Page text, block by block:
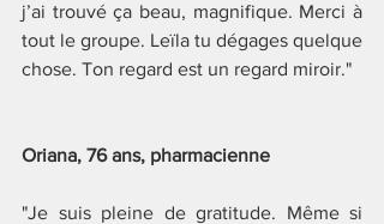
j’ai trouvé ça beau, magnifique. Merci à
tout le groupe. Leïla tu dégages quelque
chose. Ton regard est un regard miroir."
Oriana, 76 ans, pharmacienne
"Je suis pleine de gratitude. Même si